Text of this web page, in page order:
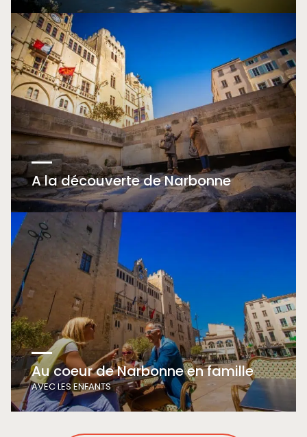
A la découverte de Narbonne
Au coeur de Narbonne en famille
AVEC LES ENFANTS